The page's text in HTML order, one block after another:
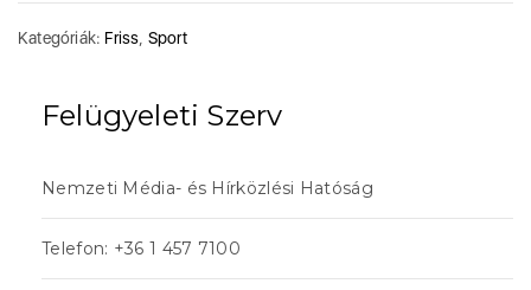
Kategóriák: Friss Sport
Felügyeleti Szerv
Nemzeti Média- és Hírközlési Hatóság
Telefon: +36 1 457 7100